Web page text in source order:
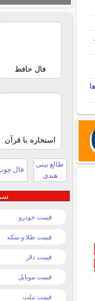
فال حافظ
استخاره با قرآن
طالع بینی
هندی
فال
قیمت خودرو
قیمت طلا و سکه
قیمت دلار
قیمت موبایل
قیمت تبلت